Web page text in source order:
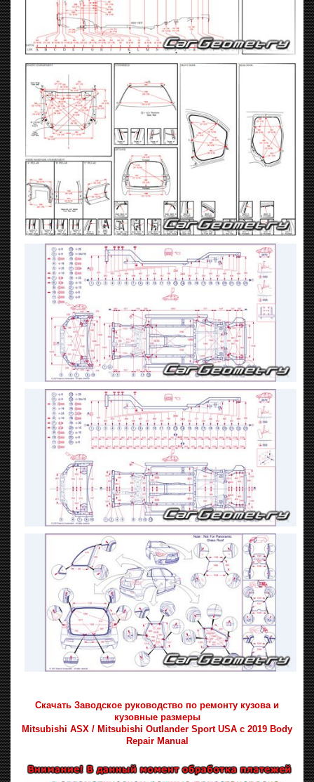
Скачать Заводское руководство по ремонту кузова и
кузовные размеры
Mitsubishi ASX / Mitsubishi Outlander Sport USA с 2019 Body
Repair Manual